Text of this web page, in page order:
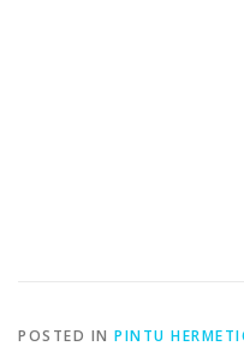
POSTED IN PINTU